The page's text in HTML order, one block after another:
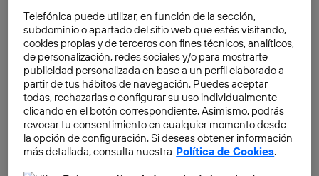
Telefónica puede utilizar, en función de la sección,
subdominio o apartado del sitio web que estés visitando,
cookies propias y de terceros con fines técnicos, analíticos,
de personalización, redes sociales y/o para mostrarte
publicidad personalizada en base a un perfil elaborado a
partir de tus hábitos de navegación. Puedes aceptar
todas, rechazarlas o configurar su uso individualmente
clicando en el botón correspondiente. Asimismo, podrás
revocar tu consentimiento en cualquier momento desde
la opción de configuración. Si deseas obtener información
más detallada, consulta nuestra Política de Cookies.